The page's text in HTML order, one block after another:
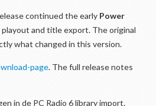
continued the early Power
and title export. The original
what changed in this version.
page. The full release notes
in de PC Radio 6 library import.